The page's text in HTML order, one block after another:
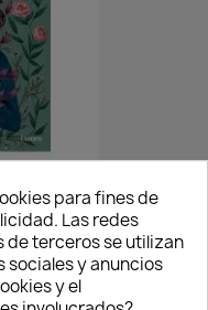
para fines de
Las redes
de terceros se utilizan
y anuncios
y el